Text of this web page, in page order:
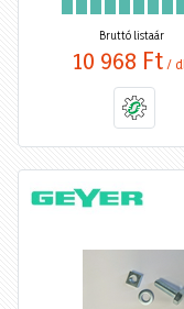
Bruttó listaár
10 968 Ft /